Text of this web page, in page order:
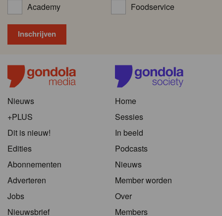
Academy
Foodservice
Nieuws
+PLUS
Dit is nieuw!
Edities
Abonnementen
Adverteren
Jobs
Nieuwsbrief
Home
Sessies
In beeld
Podcasts
Nieuws
Member worden
Over
Members